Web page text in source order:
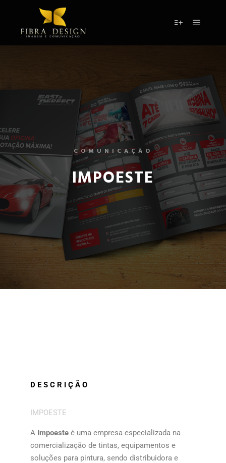
COMUNICAÇÃO
IMPOESTE
CATÁLOGO SHERWIN WILLIAMS
DESCRIÇÃO
IMPOESTE
A Impoeste é uma empresa especializada na
comercialização de tintas, equipamentos e
soluções para pintura, sendo distribuidora e